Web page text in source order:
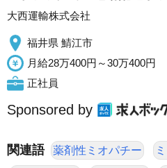
大西運輸株式会社
福井県 鯖江市
月給28万400円～30万400円
正社員
Sponsored by
関連語 薬剤性ミオパチー